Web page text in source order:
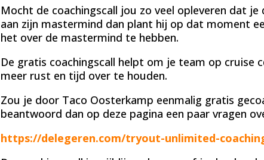
Mocht de coachingscall jou zo veel opleveren dat je
aan zijn mastermind dan plant hij op dat moment
het over de mastermind te hebben.
De gratis coachingscall helpt om je team op cruise
meer rust en tijd over te houden.
Zou je door Taco Oosterkamp eenmalig gratis
beantwoord dan op deze pagina een paar vragen
https://delegeren.com/tryout-unlimited-